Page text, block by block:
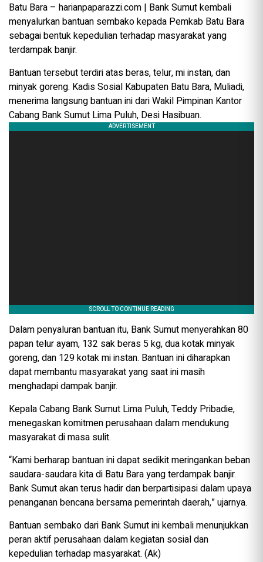
Batu Bara – harianpaparazzi.com | Bank Sumut kembali
menyalurkan bantuan sembako kepada Pemkab Batu Bara
sebagai bentuk kepedulian terhadap masyarakat yang
terdampak banjir.
Bantuan tersebut terdiri atas beras, telur, mi instan, dan
minyak goreng. Kadis Sosial Kabupaten Batu Bara, Muliadi,
menerima langsung bantuan ini dari Wakil Pimpinan Kantor
Cabang Bank Sumut Lima Puluh, Desi Hasibuan.
Dalam penyaluran bantuan itu, Bank Sumut menyerahkan 80
papan telur ayam, 132 sak beras 5 kg, dua kotak minyak
goreng, dan 129 kotak mi instan. Bantuan ini diharapkan
dapat membantu masyarakat yang saat ini masih
menghadapi dampak banjir.
Kepala Cabang Bank Sumut Lima Puluh, Teddy Pribadie,
menegaskan komitmen perusahaan dalam mendukung
masyarakat di masa sulit.
“Kami berharap bantuan ini dapat sedikit meringankan beban
saudara-saudara kita di Batu Bara yang terdampak banjir.
Bank Sumut akan terus hadir dan berpartisipasi dalam upaya
penanganan bencana bersama pemerintah daerah,” ujarnya.
Bantuan sembako dari Bank Sumut ini kembali menunjukkan
peran aktif perusahaan dalam kegiatan sosial dan
kepedulian terhadap masyarakat. (Ak)